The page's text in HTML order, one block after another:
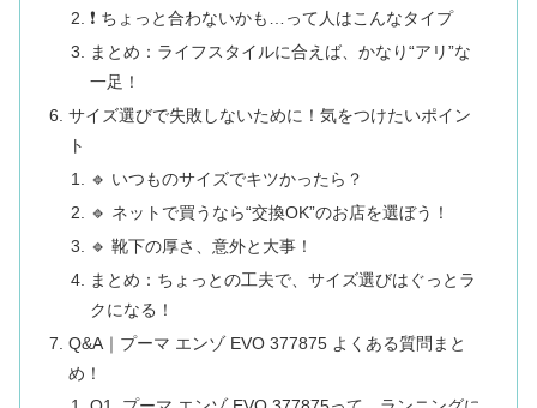
❗ ちょっと合わないかも…って人はこんなタイプ
まとめ：ライフスタイルに合えば、かなり“アリ”な
一足！
サイズ選びで失敗しないために！気をつけたいポイン
ト
🔹 いつものサイズでキツかったら？
🔹 ネットで買うなら“交換OK”のお店を選ぼう！
🔹 靴下の厚さ、意外と大事！
まとめ：ちょっとの工夫で、サイズ選びはぐっとラ
クになる！
Q&A｜プーマ エンゾ EVO 377875 よくある質問まと
め！